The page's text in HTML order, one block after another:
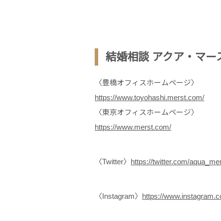
結婚相談 アクア・マー
〈豊橋オフィスホームページ〉
https://www.toyohashi.merst.com/
〈東京オフィスホームページ〉
https://www.merst.com/
〈Twitter〉 https://twitter.com/
〈Instagram〉 https://